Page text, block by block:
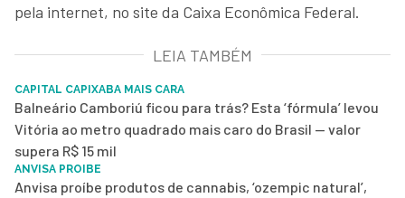
pela internet, no site da Caixa Econômica Federal.
LEIA TAMBÉM
CAPITAL CAPIXABA MAIS CARA
Balneário Camboriú ficou para trás? Esta ‘fórmula’ levou
Vitória ao metro quadrado mais caro do Brasil — valor
supera R$ 15 mil
ANVISA PROIBE
Anvisa proíbe produtos de cannabis, ‘ozempic natural’,